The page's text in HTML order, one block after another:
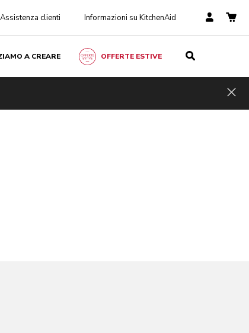
Assistenza clienti Informazioni su KitchenAid
A CREARE OFFERTE ESTIVE